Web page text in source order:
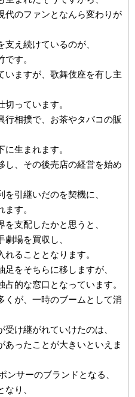
のファンとなんら変わりが
え続けているのが、
す。
ますが、歌舞伎座を有し主
っています。
相撲で、お茶やタバコの販
生まれます。
、その後売店の経営を始め
引継いだのを契機に、
す。
支配したかと思うと、
場を買収し、
ることとなります。
をそちらに移しますが、
的な窓口となっています。
が、一時のブームとして消
け継がれていけたのは、
ったことが大きいといえま
サーのブランドとなる、
り、